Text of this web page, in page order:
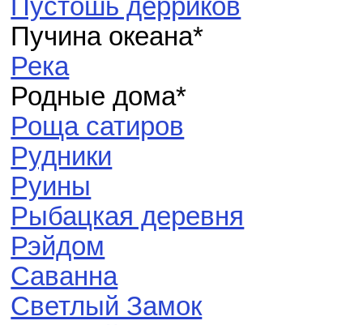
Пустошь дерриков
Пучина океана*
Река
Родные дома*
Роща сатиров
Рудники
Руины
Рыбацкая деревня
Рэйдом
Саванна
Светлый Замок